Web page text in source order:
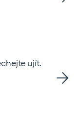
ujít.